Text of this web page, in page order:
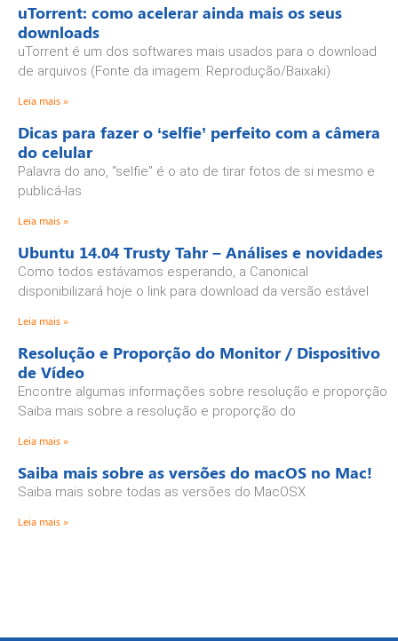
uTorrent: como acelerar ainda mais os seus
downloads
uTorrent é um dos softwares mais usados para o download
de arquivos (Fonte da imagem: Reprodução/Baixaki)
Leia mais »
Dicas para fazer o ‘selfie’ perfeito com a câmera
do celular
Palavra do ano, “selfie” é o ato de tirar fotos de si mesmo e
publicá-las
Leia mais »
Ubuntu 14.04 Trusty Tahr – Análises e novidades
Como todos estávamos esperando, a Canonical
disponibilizará hoje o link para download da versão estável
Leia mais »
Resolução e Proporção do Monitor / Dispositivo
de Vídeo
Encontre algumas informações sobre resolução e proporção
Saiba mais sobre a resolução e proporção do
Leia mais »
Saiba mais sobre as versões do macOS no Mac!
Saiba mais sobre todas as versões do MacOSX
Leia mais »